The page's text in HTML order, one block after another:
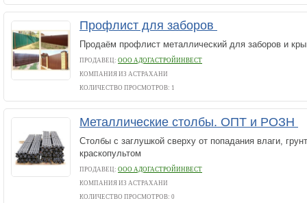
Профлист для заборов
Продаём профлист металлический для заборов и
ПРОДАВЕЦ: ООО АДОГАСТРОЙИНВЕСТ
КОМПАНИЯ ИЗ АСТРАХАНИ
КОЛИЧЕСТВО ПРОСМОТРОВ: 1
Металлические столбы. ОПТ и РОЗН
Столбы с заглушкой сверху от попадания влаги,
краскопультом
ПРОДАВЕЦ: ООО АДОГАСТРОЙИНВЕСТ
КОМПАНИЯ ИЗ АСТРАХАНИ
КОЛИЧЕСТВО ПРОСМОТРОВ: 0